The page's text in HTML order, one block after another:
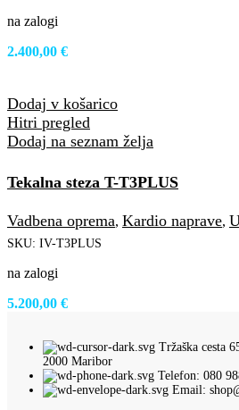
na zalogi
2.400,00 €
Dodaj v košarico
Hitri pregled
Dodaj na seznam želja
Tekalna steza T-T3PLUS
Vadbena oprema, Kardio naprave,
SKU: IV-T3PLUS
na zalogi
5.200,00 €
Tržaška cesta
2000 Maribor
Telefon: 080
Email: